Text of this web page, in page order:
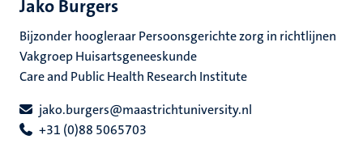
Jako Burgers
Bijzonder hoogleraar Persoonsgerichte zorg in richtlijnen
Vakgroep Huisartsgeneeskunde
Care and Public Health Research Institute
jako.burgers@maastrichtuniversity.nl
+31 (0)88 5065703